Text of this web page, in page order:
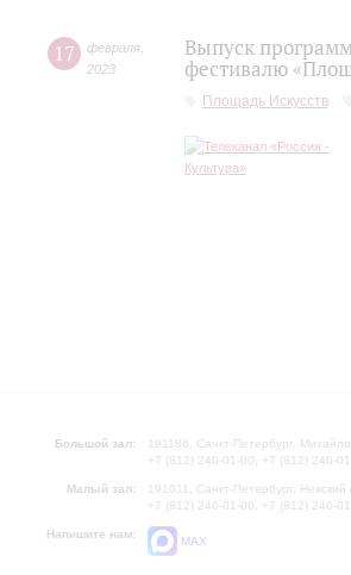
17 февраля
2023
Выпуск
фестивалю
Площадь Искусств
Большой зал:
191186, Санкт-Петербург,
+7 (812) 240-01-00, +7 (812) 240-
Малый зал:
191011, Санкт-Петербург, Невский
+7 (812) 240-01-00, +7 (812) 240-
Напишите нам:
MAX